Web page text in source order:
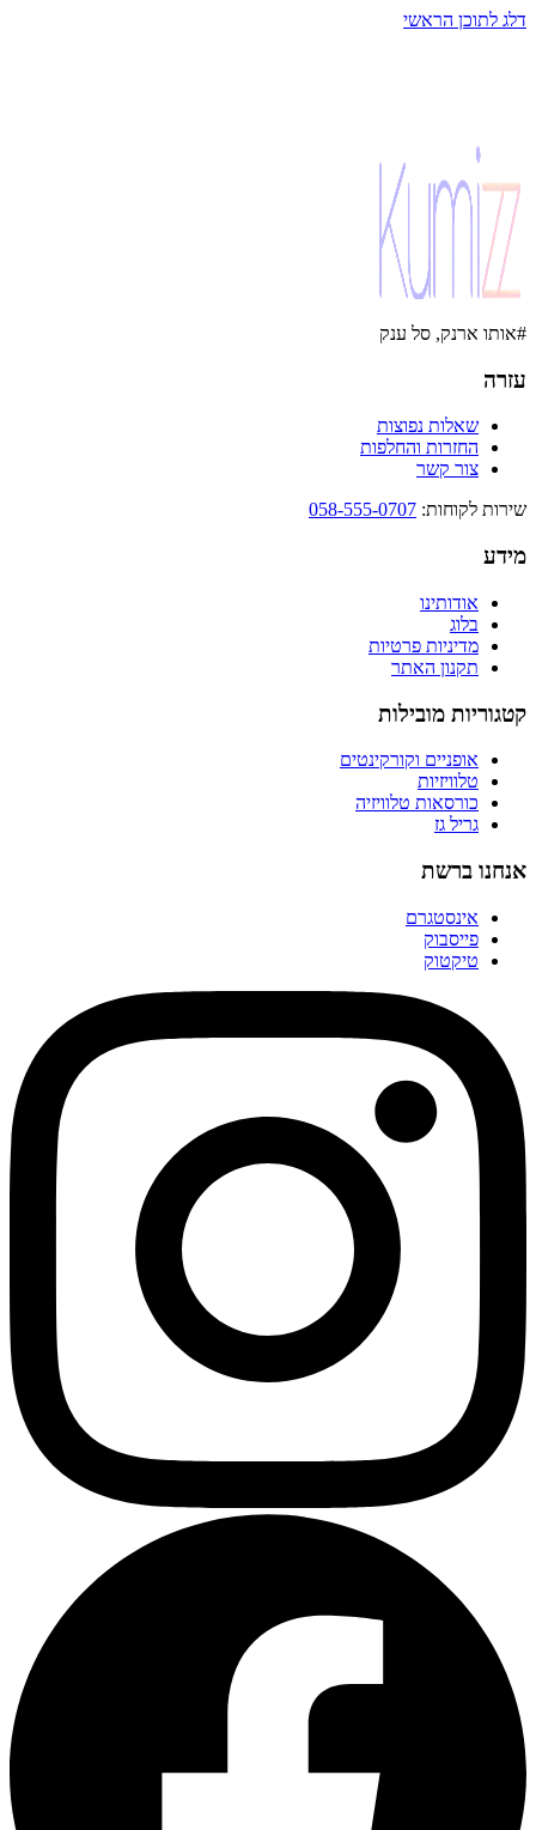
דלג לתוכן הראשי
#אותו ארנק, סל ענק
עזרה
שאלות נפוצות
החזרות והחלפות
צור קשר
שירות לקוחות:
058-555-0707
מידע
אודותינו
בלוג
מדיניות פרטיות
תקנון האתר
קטגוריות מובילות
אופניים וקורקינטים
טלוויזיות
כורסאות טלוויזיה
גריל גז
אנחנו ברשת
אינסטגרם
פייסבוק
טיקטוק